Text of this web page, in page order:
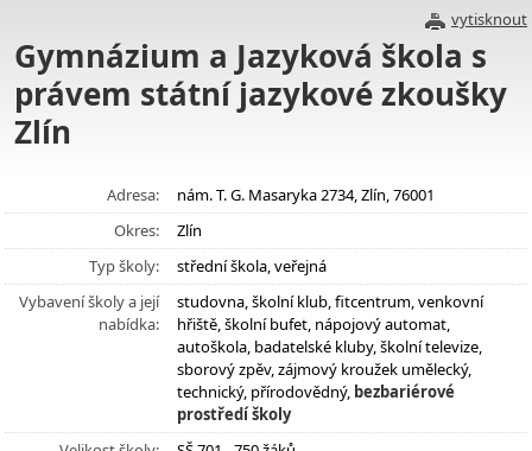
vytisknout
Gymnázium a Jazyková škola s
právem státní jazykové zkoušky
Zlín
Adresa:
nám. T. G. Masaryka 2734, Zlín, 76001
Okres:
Zlín
Typ školy:
střední škola, veřejná
Vybavení školy a její
nabídka:
studovna, školní klub, fitcentrum, venkovní
hřiště, školní bufet, nápojový automat,
autoškola, badatelské kluby, školní televize,
sborový zpěv, zájmový kroužek umělecký,
technický, přírodovědný, bezbariérové
prostředí školy